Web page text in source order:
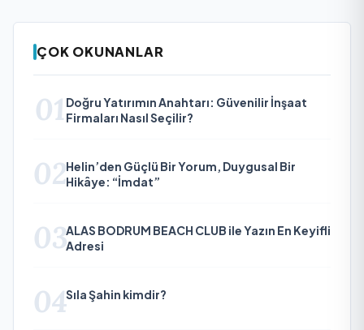
ÇOK OKUNANLAR
01 Doğru Yatırımın Anahtarı: Güvenilir İnşaat
Firmaları Nasıl Seçilir?
02Helin’den Güçlü Bir Yorum, Duygusal Bir
Hikâye: “İmdat”
03ALAS BODRUM BEACH CLUB ile Yazın En Keyifli
Adresi
04Sıla Şahin kimdir?